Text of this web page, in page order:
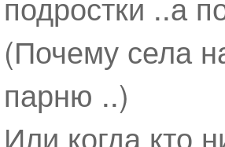
(Почему села
парню ..)
Или когда кто